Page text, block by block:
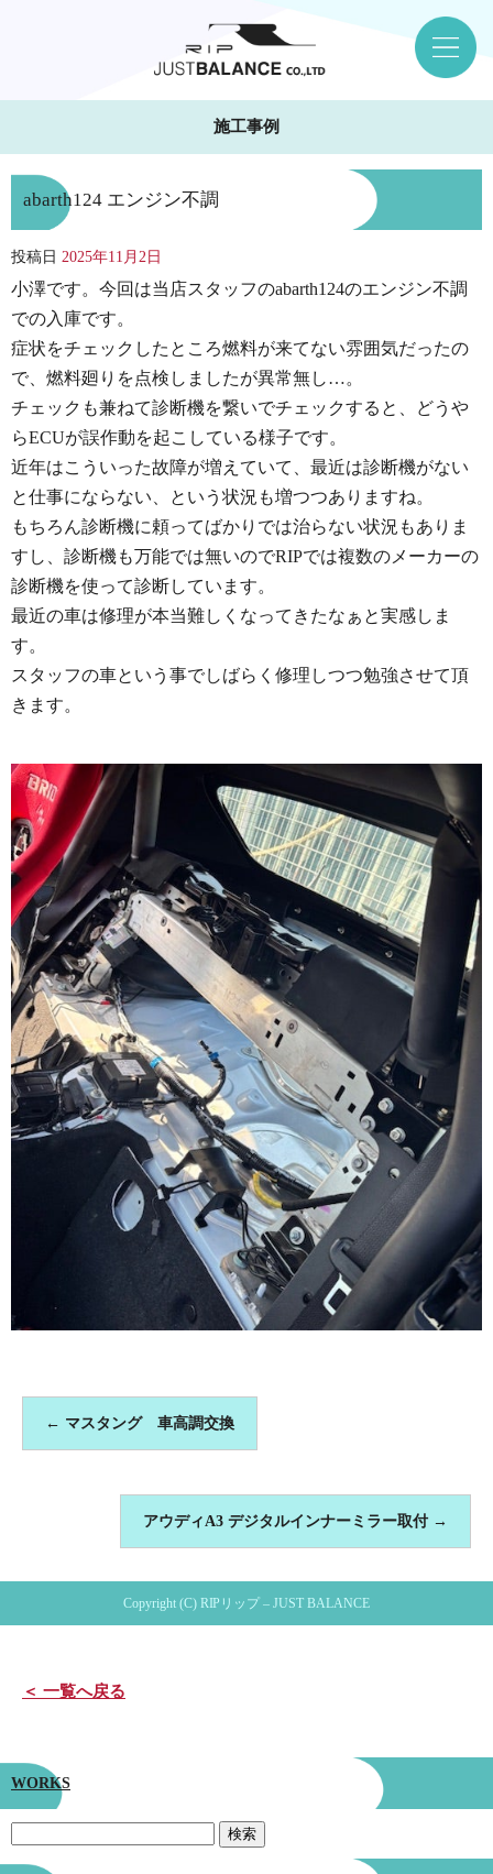
施工事例
abarth124 エンジン不調
投稿日 2025年11月2日
小澤です。今回は当店スタッフのabarth124のエンジン不調
での入庫です。
症状をチェックしたところ燃料が来てない雰囲気だったの
で、燃料廻りを点検しましたが異常無し…。
チェックも兼ねて診断機を繋いでチェックすると、どうや
らECUが誤作動を起こしている様子です。
近年はこういった故障が増えていて、最近は診断機がない
と仕事にならない、という状況も増つつありますね。
もちろん診断機に頼ってばかりでは治らない状況もありま
すし、診断機も万能では無いのでRIPでは複数のメーカーの
診断機を使って診断しています。
最近の車は修理が本当難しくなってきたなぁと実感しま
す。
スタッフの車という事でしばらく修理しつつ勉強させて頂
きます。
← マスタング 車高調交換
アウディA3 デジタルインナーミラー取付 →
Copyright (C) RIPリップ – JUST BALANCE
＜ 一覧へ戻る
WORKS